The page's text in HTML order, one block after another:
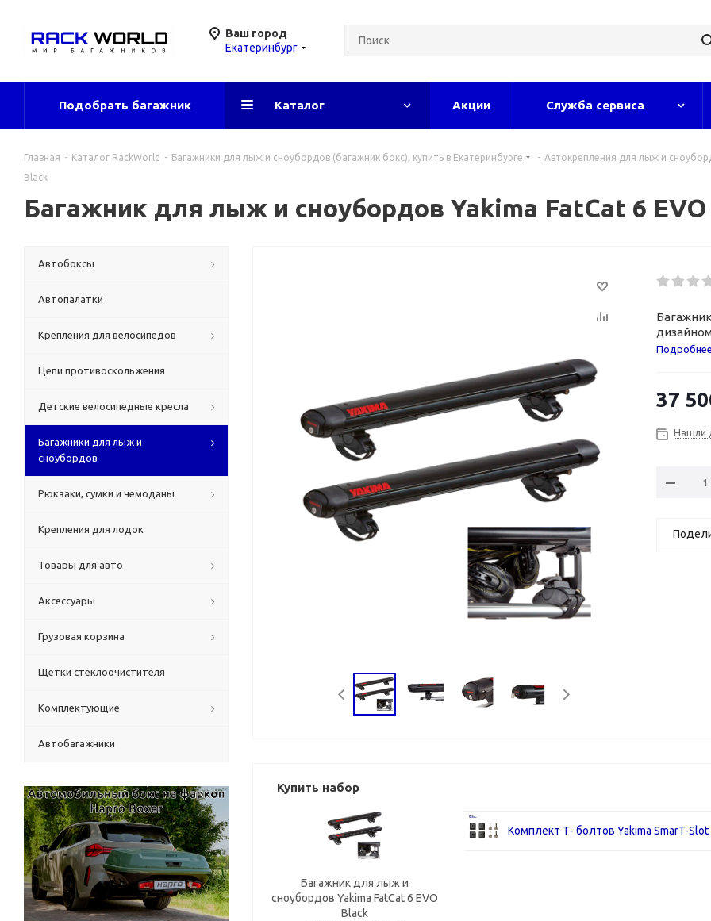
Ваш город
Екатеринбург
Подобрать багажник Каталог Акции Служба сервиса
Главная - Каталог RackWorld - Багажники для лыж и сноубордов (багажник бокс), купить в Екатеринбурге - Автокрепления для лыж и
Black
Багажник для лыж и сноубордов Yakima FatCat 6
Подробнее
37
Нашли
Купить набор
Багажник для лыж и
сноубордов Yakima FatCat 6 EVO
Black
Комплект Т- болтов Yakima SmarT-Slot
Автобоксы
Автопалатки
Крепления для велосипедов
Цепи противоскольжения
Детские велосипедные кресла
Багажники для лыж и
сноубордов
Рюкзаки, сумки и чемоданы
Крепления для лодок
Товары для авто
Аксессуары
Грузовая корзина
Щетки стеклоочистителя
Комплектующие
Автобагажники